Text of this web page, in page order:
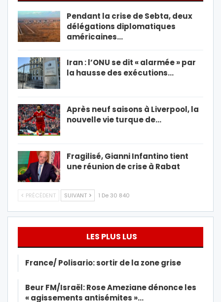
Pendant la crise de Sebta, deux
délégations diplomatiques
américaines…
Iran : l’ONU se dit « alarmée » par
la hausse des exécutions…
Après neuf saisons à Liverpool, la
nouvelle vie turque de…
Fragilisé, Gianni Infantino tient
une réunion de crise à Rabat
PRÉCÉDENT SUIVANT 1 De 30 840
LES PLUS LUS
France/ Polisario: sortir de la zone grise
Beur FM/Israël: Rose Ameziane dénonce les
« agissements antisémites »…